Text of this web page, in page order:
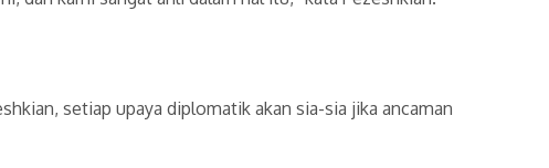
setiap upaya diplomatik akan sia-sia jika ancaman